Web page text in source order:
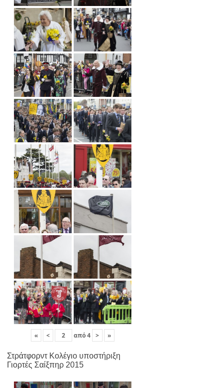
« < από4 > »
Στράτφορντ Κολέγιο υποστήριξη
Γιορτές Σαίξπηρ 2015